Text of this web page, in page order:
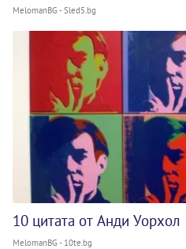
MelomanBG - Sled5.bg
10 цитата от Анди Уорхол
MelomanBG - 10te.bg